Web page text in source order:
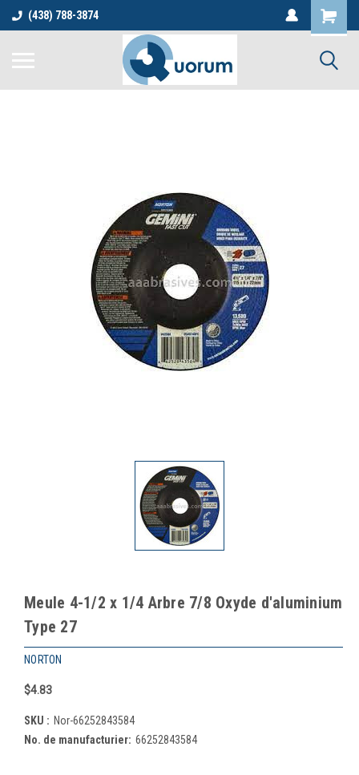
(438) 788-3874
Meule 4-1/2 x 1/4 Arbre 7/8 Oxyde d'aluminium
Type 27
NORTON
$4.83
SKU : Nor-66252843584
No. de manufacturier: 66252843584